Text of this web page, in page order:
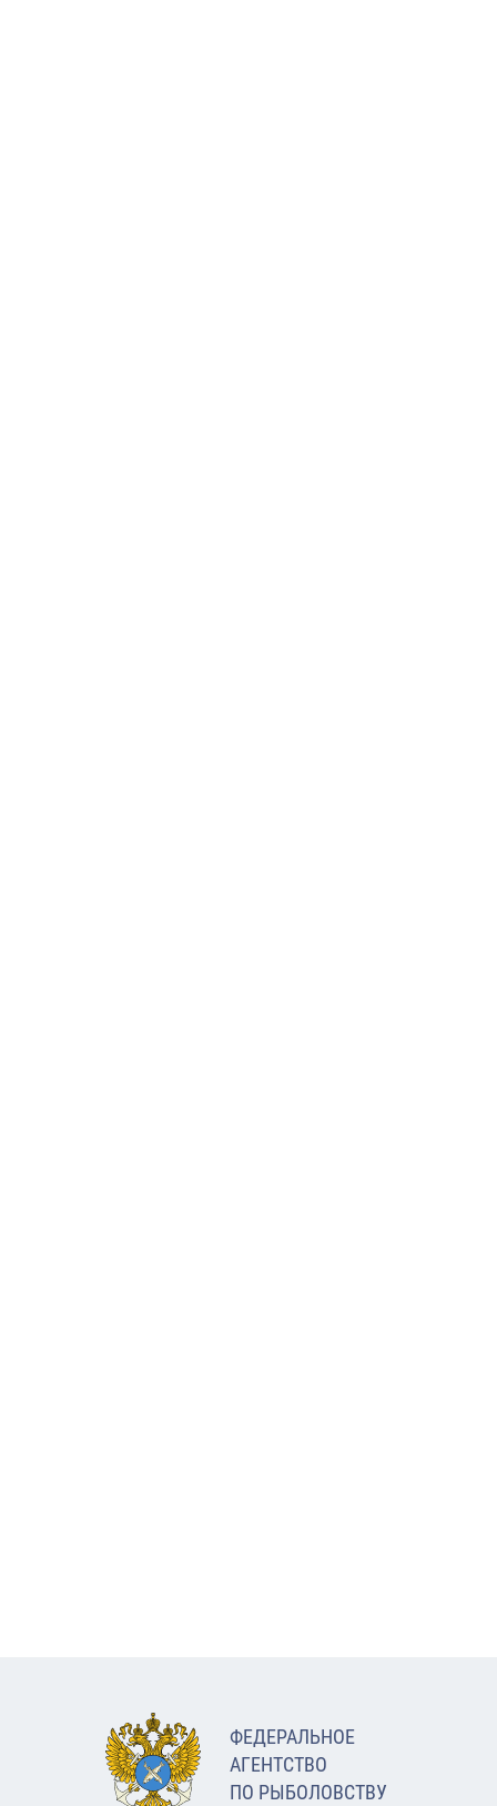
ФЕДЕРАЛЬНОЕ
АГЕНТСТВО
ПО РЫБОЛОВСТВУ